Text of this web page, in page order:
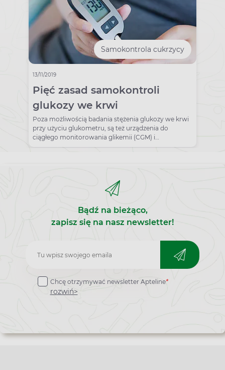
Samokontrola cukrzycy
13/11/2019
Pięć zasad samokontroli
glukozy we krwi
Poza możliwością badania stężenia glukozy we krwi
przy użyciu glukometru, są też urządzenia do
ciągłego monitorowania glikemii (CGM) i
skanowania glikemii.
Bądź na bieżąco,
zapisz się na nasz newsletter!
Zapisz
do
newslettera
Chcę otrzymywać newsletter Apteline*
rozwiń>